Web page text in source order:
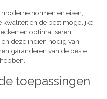
normen en eisen,
kwaliteit en de best mogelijke
en optimaliseren
deze indien nodig van
garanderen van de beste
toepassingen